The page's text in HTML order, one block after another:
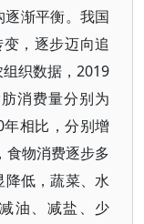
渐平衡。我国
变，逐步迈向追
织数据，2019
消费量分别为
相比，分别增
食物消费逐步多
低，蔬菜、水
油、减盐、少